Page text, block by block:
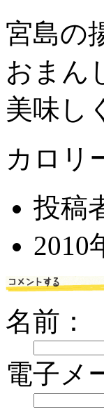
宮島の
おまん
美味し
カロリ
投稿
2010
名前：
電子メ